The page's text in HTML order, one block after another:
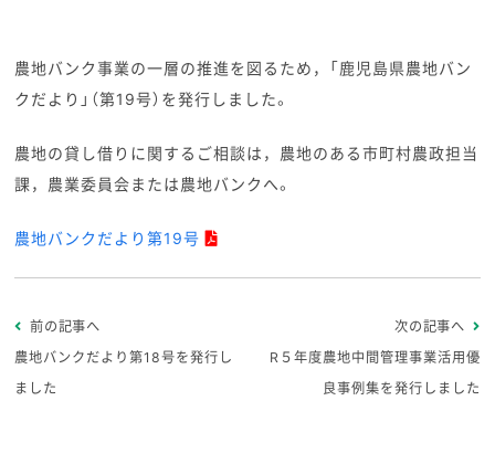
農地バンク事業の一層の推進を図るため，「鹿児島県農地バン
クだより」（第19号）を発行しました。
農地の貸し借りに関するご相談は，農地のある市町村農政担当
課，農業委員会または農地バンクへ。
農地バンクだより第19号
前の記事へ
農地バンクだより第18号を発行し
ました
次の記事へ
R５年度農地中間管理事業活用優
良事例集を発行しました